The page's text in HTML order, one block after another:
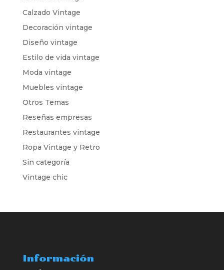
Calzado Vintage
Decoración vintage
Diseño vintage
Estilo de vida vintage
Moda vintage
Muebles vintage
Otros Temas
Reseñas empresas
Restaurantes vintage
Ropa Vintage y Retro
Sin categoría
Vintage chic
Información